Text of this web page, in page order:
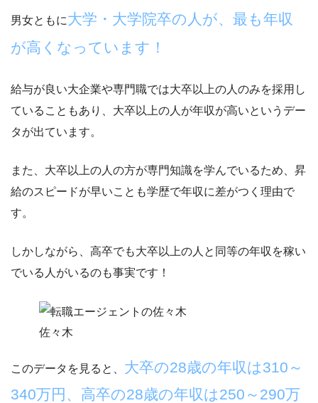
男女ともに大学・大学院卒の人が、最も年収
が高くなっています！
給与が良い大企業や専門職では大卒以上の人のみを採用し
ていることもあり、大卒以上の人が年収が高いというデー
タが出ています。
また、大卒以上の人の方が専門知識を学んでいるため、 昇
給のスピードが早いことも学歴で年収に差がつく理由で
す。
しかしながら、高卒でも大卒以上の人と同等の年収を稼い
でいる人がいるのも事実です！
佐々木
このデータを見ると、 大卒の28歳の年収は310～
340万円、高卒の28歳の年収は250～290万